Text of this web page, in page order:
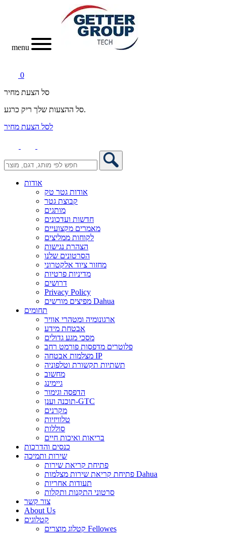
menu
0
סל הצעת מחיר
סל ההצעות שלך ריק כרגע.
לסל הצעת מחיר
אודות
אודות גטר טק
קבוצת גטר
מותגים
חדשות ועדכונים
מאמרים מקצועיים
לקוחות ממליצים
הצהרת נגישות
הסרטונים שלנו
מחזור ציוד אלקטרוני
מדיניות פרטיות
דרושים
Privacy Policy
מפיצים מורשים Dahua
תחומים
ארגונומיה ומטהרי אוויר
אבטחת מידע
מסכי מגע גדולים
פלוטרים מדפסות פורמט רחב
מצלמות אבטחה IP
תשתיות תקשורת וטלפוניה
מחשוב
גיימינג
הדפסה וגימור
תוכנה וענן-GTC
מקרנים
טלוויזיות
סוללות
בריאות ואיכות חיים
כנסים והדרכות
שירות ותמיכה
פתיחת קריאת שירות
פתיחת קריאת שירות מצלמות Dahua
תעודות אחריות
סרטוני התקנות ותקלות
צור קשר
About Us
קטלוגים
קטלוג מוצרים Fellowes